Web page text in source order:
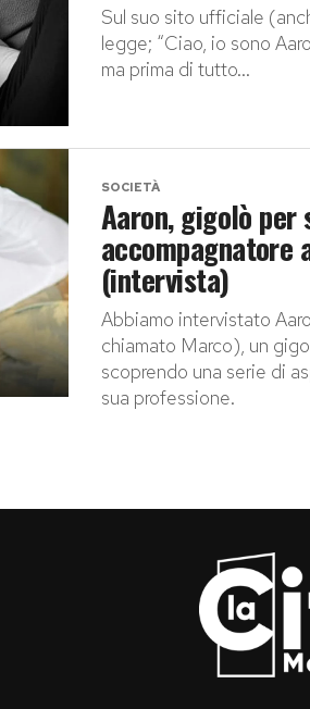
Sul suo sito ufficiale
legge; “Ciao, io sono
ma prima di tutto...
SOCIETÀ
Aaron, gigolò
(intervista)
Abbiamo intervistato
chiamato Marco), un
scoprendo una serie di
sua professione.